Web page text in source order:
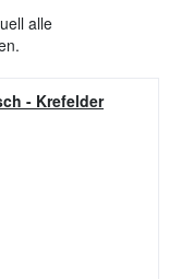
alle
- Krefelder